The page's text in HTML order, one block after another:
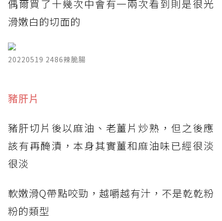
偶爾買了十幾次中會有一兩次看到則是很光
滑嫩白的切面的
20220519 2486辣脆腸
​豬肝片
豬肝切片後以麻油、老薑片炒熟，但之後應
該有再醃漬，本身其實薑和麻油味已經很淡
很淡
軟嫩滑Q帶點咬勁，越嚼越有汁，不是乾乾粉
粉的類型